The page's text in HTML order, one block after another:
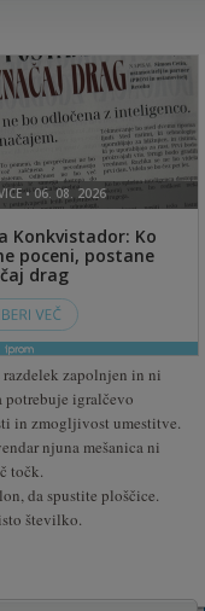
zapolnjen in ni
potrebuje igralčevo
in zmogljivost umestitve.
njuna mešanica ni
točk.
da spustite ploščice.
številko.